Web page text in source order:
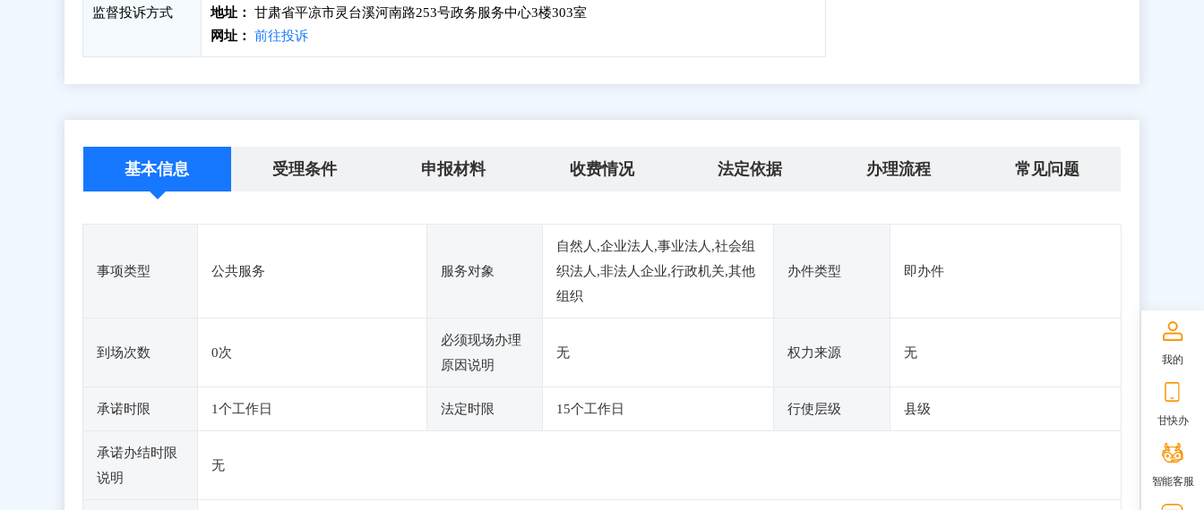
监督投诉方式
地址：
甘肃省平凉市灵台溪河南路253号政务服务中心3楼303室
网址：
前往投诉
基本信息 受理条件 申报材料 收费情况 法定依据 办理流程 常见问题
事项类型 公共服务 服务对象
自然人,企业法人,事业法人,社会组
织法人,非法人企业,行政机关,其他
组织
办件类型 即办件
到场次数 0次
必须现场办理
原因说明
无 权力来源 无
承诺时限 1个工作日 法定时限 15个工作日 行使层级 县级
承诺办结时限
说明
无
我的
甘快办
智能客服